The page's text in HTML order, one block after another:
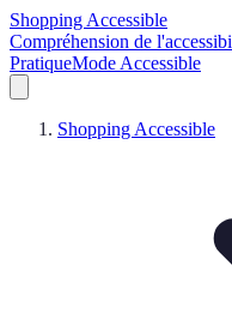
Shopping Accessible
Compréhension de
PratiqueMode Accessible
Shopping Accessible